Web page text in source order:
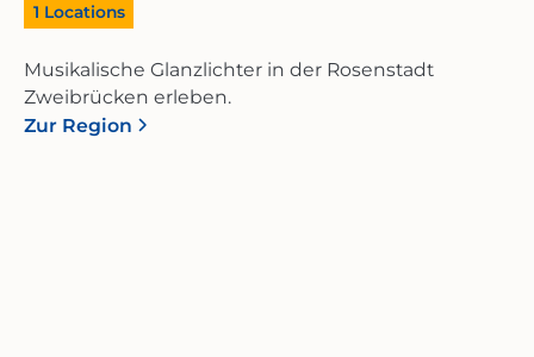
1 Locations
Musikalische Glanzlichter in der Rosenstadt
Zweibrücken erleben.
Zur Region